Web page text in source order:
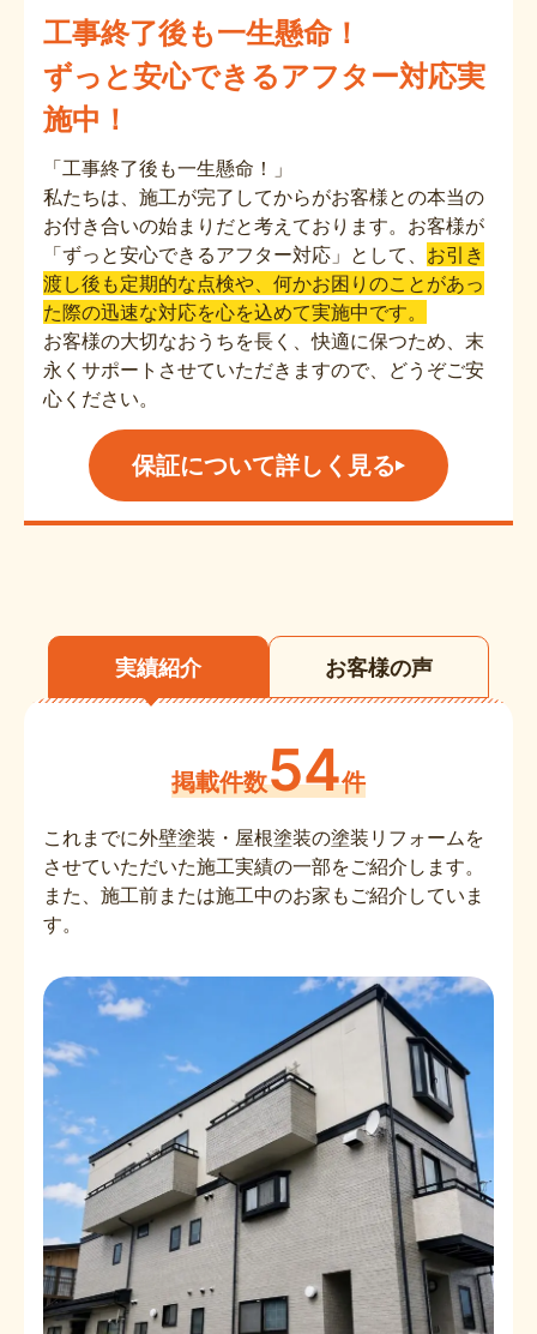
工事終了後も一生懸命！
ずっと安心できるアフター対応実
施中！
「工事終了後も一生懸命！」
私たちは、施工が完了してからがお客様との本当の
お付き合いの始まりだと考えております。お客様が
「ずっと安心できるアフター対応」として、 お引き
渡し後も定期的な点検や、何かお困りのことがあっ
た際の迅速な対応を心を込めて実施中です。
お客様の大切なおうちを長く、快適に保つため、末
永くサポートさせていただきますので、どうぞご安
心ください。
保証について詳しく見る
実績紹介 お客様の声
これまでに外壁塗装・屋根塗装の塗装リフォームを
させていただいた施工実績の一部をご紹介します。
また、施工前または施工中のお家もご紹介していま
す。
掲載件数54件